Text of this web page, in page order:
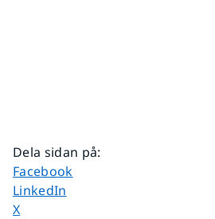
Dela sidan på:
Dela sidan på
Facebook
Dela sidan på
LinkedIn
Dela sidan på
X